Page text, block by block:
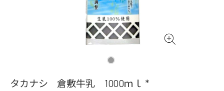
タカナシ 倉敷牛乳 1000ｍｌ *